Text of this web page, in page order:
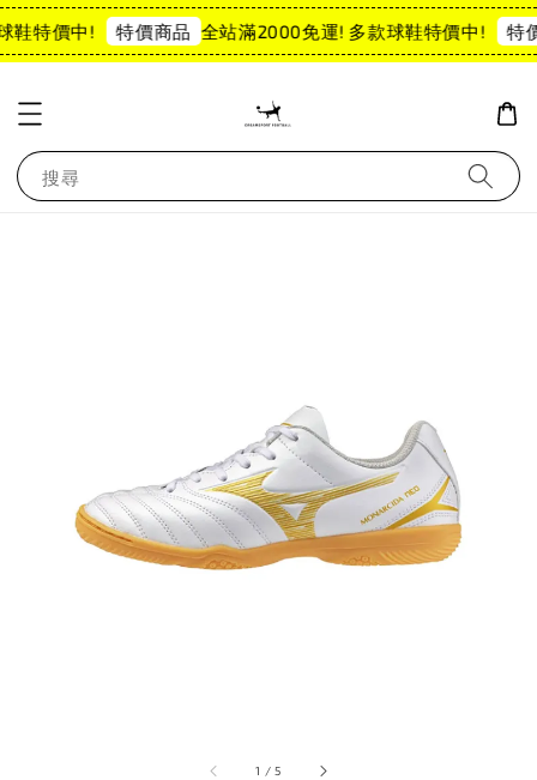
鞋特價中! 特價商品 全站滿2000免運! 多款球鞋特價中! 特
搜尋
1 /5